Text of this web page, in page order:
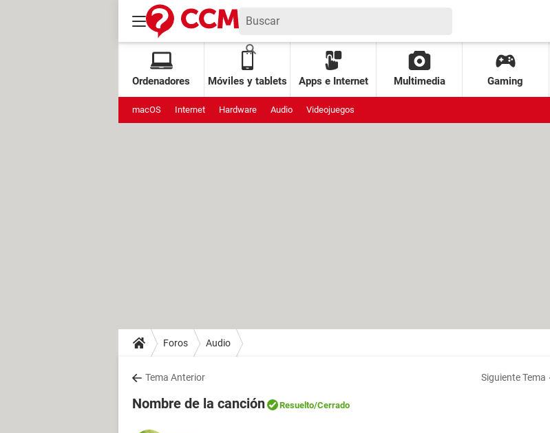
Ordenadores Móviles y tablets Apps e Internet Multimedia Gaming
macOS Internet Hardware Audio Videojuegos
Foros Audio
Tema Anterior Siguiente Tema
Nombre de la canción Resuelto/Cerrado